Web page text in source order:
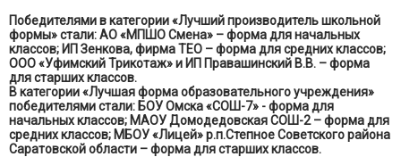
Победителями в категории «Лучший производитель школьной
формы» стали: АО «МПШО Смена» – форма для начальных
классов; ИП Зенкова, фирма ТЕО – форма для средних классов;
ООО «Уфимский Трикотаж» и ИП Правашинский В.В. – форма
для старших классов.
В категории «Лучшая форма образовательного учреждения»
победителями стали: БОУ Омска «СОШ-7» - форма для
начальных классов; МАОУ Домодедовская СОШ-2 – форма для
средних классов; МБОУ «Лицей» р.п.Степное Советского района
Саратовской области – форма для старших классов.